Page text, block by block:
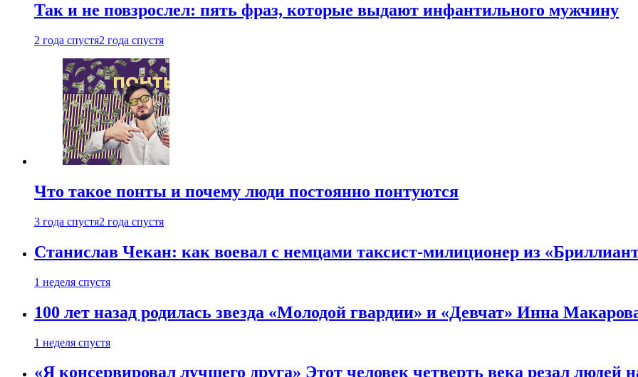
Так и не повзрослел: пять фраз, которые выдают инфантильного мужчину
2 года спустя2 года спустя
Что такое понты и почему люди постоянно понтуются
3 года спустя2 года спустя
Станислав Чекан: как воевал с немцами таксист-милиционер из
1 неделя спустя
100 лет назад родилась звезда «Молодой гвардии» и «Девчат» Инна
1 неделя спустя
«Я консервировал лучшего друга» Этот человек четверть века резал людей